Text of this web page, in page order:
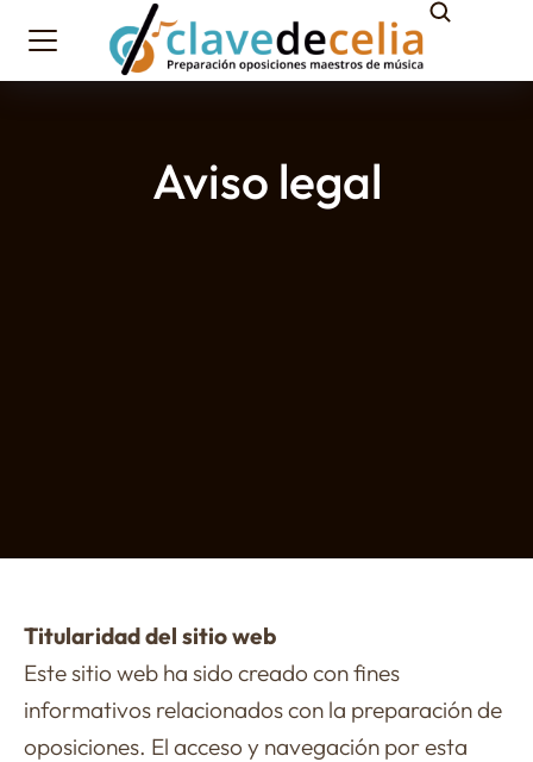
Aviso legal
Titularidad del sitio web
Este sitio web ha sido creado con fines
informativos relacionados con la preparación de
oposiciones. El acceso y navegación por esta